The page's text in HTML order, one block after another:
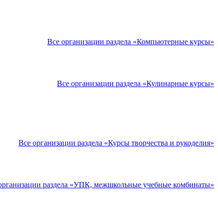
Все организации раздела «Компьютерные курсы»
Все организации раздела «Кулинарные курсы»
Все организации раздела «Курсы творчества и рукоделия»
раздела «УПК, межшкольные учебные комбинаты»